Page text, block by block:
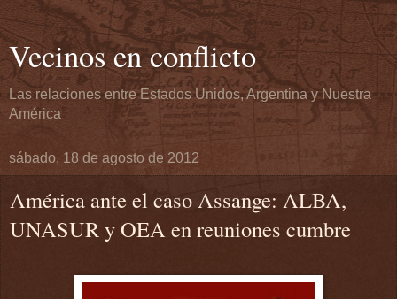
Vecinos en conflicto
Las relaciones entre Estados Unidos, Argentina y Nuestra
América
sábado, 18 de agosto de 2012
América ante el caso Assange: ALBA,
UNASUR y OEA en reuniones cumbre